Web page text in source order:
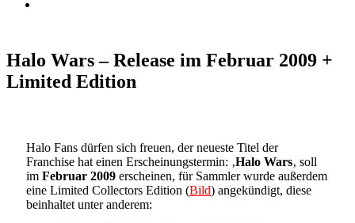
Halo Wars – Release im Februar 2009 +
Limited Edition
Halo Fans dürfen sich freuen, der neueste Titel der
Franchise hat einen Erscheinungstermin: ‚Halo Wars‚ soll
im Februar 2009 erscheinen, für Sammler wurde außerdem
eine Limited Collectors Edition (Bild) angekündigt, diese
beinhaltet unter anderem: